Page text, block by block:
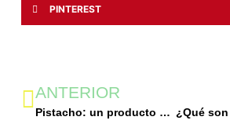
PINTEREST
ANTERIOR
Pistacho: un producto al alza en España